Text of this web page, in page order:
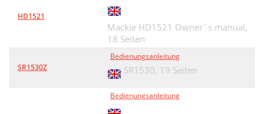
HD1521
Mackie HD1521 Owner`s manual,
18 Seiten
SR1530Z
Bedienungsanleitung
SR1530, 19 Seiten
Bedienungsanleitung